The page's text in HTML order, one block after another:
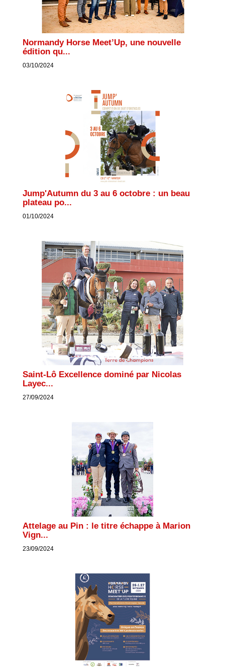
Normandy Horse Meet’Up, une nouvelle
édition qu...
03/10/2024
Jump'Autumn du 3 au 6 octobre : un beau
plateau po...
01/10/2024
Saint-Lô Excellence dominé par Nicolas
Layec...
27/09/2024
Attelage au Pin : le titre échappe à Marion
Vign...
23/09/2024